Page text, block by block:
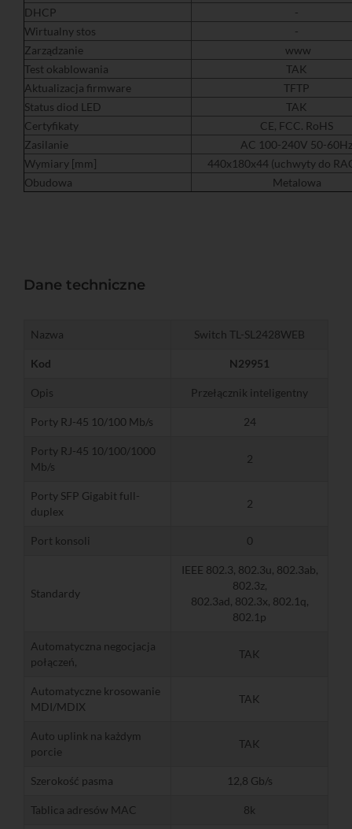
DHCP
-
Wirtualny stos
-
Zarządzanie
www
Test okablowania
TAK
Aktualizacja firmware
TFTP
Status diod LED
TAK
Certyfikaty
CE, FCC. RoHS
Zasilanie
AC 100-240V 50-60Hz
Wymiary [mm]
440x180x44 (uchwyty do
Obudowa
Metalowa
Dane techniczne
Nazwa Switch TL-SL2428WEB
Kod N29951
Opis Przełącznik inteligentny
Porty RJ-45 10/100 Mb/s 24
Porty RJ-45 10/100/1000
Mb/s
2
Porty SFP Gigabit full-
duplex
2
Port konsoli 0
Standardy
IEEE 802.3, 802.3u, 802.3ab,
802.3z,
802.3ad, 802.3x, 802.1q,
802.1p
Automatyczna negocjacja
połączeń,
TAK
Automatyczne krosowanie
MDI/MDIX
TAK
Auto uplink na każdym
porcie
TAK
Szerokość pasma 12,8 Gb/s
Tablica adresów MAC 8k